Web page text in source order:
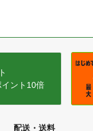
ント10倍
配送・送料